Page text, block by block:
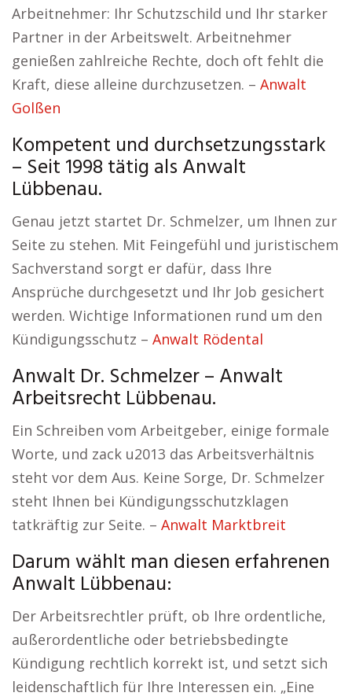
Arbeitnehmer: Ihr Schutzschild und Ihr starker
Partner in der Arbeitswelt. Arbeitnehmer
genießen zahlreiche Rechte, doch oft fehlt die
Kraft, diese alleine durchzusetzen. – Anwalt
Golßen
Kompetent und durchsetzungsstark
– Seit 1998 tätig als Anwalt
Lübbenau.
Genau jetzt startet Dr. Schmelzer, um Ihnen zur
Seite zu stehen. Mit Feingefühl und juristischem
Sachverstand sorgt er dafür, dass Ihre
Ansprüche durchgesetzt und Ihr Job gesichert
werden. Wichtige Informationen rund um den
Kündigungsschutz – Anwalt Rödental
Anwalt Dr. Schmelzer – Anwalt
Arbeitsrecht Lübbenau.
Ein Schreiben vom Arbeitgeber, einige formale
Worte, und zack u2013 das Arbeitsverhältnis
steht vor dem Aus. Keine Sorge, Dr. Schmelzer
steht Ihnen bei Kündigungsschutzklagen
tatkräftig zur Seite. – Anwalt Marktbreit
Darum wählt man diesen erfahrenen
Anwalt Lübbenau:
Der Arbeitsrechtler prüft, ob Ihre ordentliche,
außerordentliche oder betriebsbedingte
Kündigung rechtlich korrekt ist, und setzt sich
leidenschaftlich für Ihre Interessen ein. „Eine